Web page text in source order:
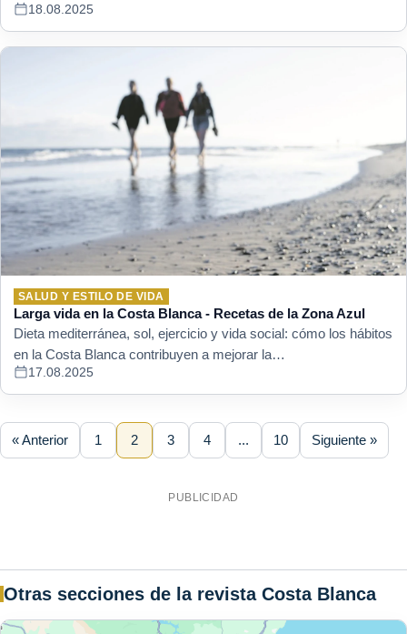
18.08.2025
SALUD Y ESTILO DE VIDA
Larga vida en la Costa Blanca - Recetas de la Zona Azul
Dieta mediterránea, sol, ejercicio y vida social: cómo los hábitos
en la Costa Blanca contribuyen a mejorar la…
17.08.2025
« Anterior 1 2 3 4 ... 10 Siguiente »
PUBLICIDAD
Otras secciones de la revista Costa Blanca